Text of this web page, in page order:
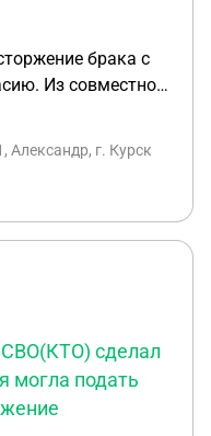
Из совместно
(по
В период
участие в
денежных
выплатить
в размере 4 000
в течение 12
зафиксировать
Александр, г. Курск
СВО(КТО) сделал
могла подать